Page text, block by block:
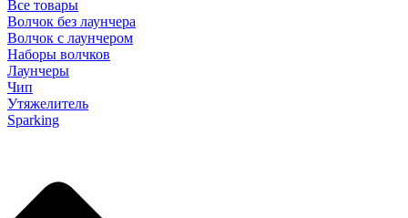
Все товары
Волчок без лаунчера
Волчок с лаунчером
Наборы волчков
Лаунчеры
Чип
Утяжелитель
Sparking